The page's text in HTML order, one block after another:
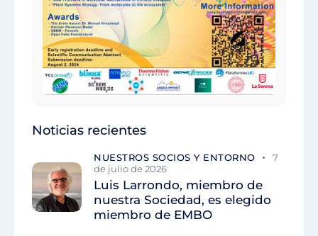
Noticias recientes
NUESTROS SOCIOS Y ENTORNO
7
de julio de 2026
Luis Larrondo, miembro de
nuestra Sociedad, es elegido
miembro de EMBO